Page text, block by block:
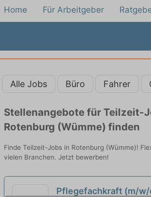
Home Für Arbeitgeber
Alle Jobs Büro Fahrer
Stellenangebote für Teilzeit-
Rotenburg (Wümme) finden
Finde Teilzeit-Jobs in Rotenburg (Wümme)!
vielen Branchen. Jetzt bewerben!
Pflegefachkraft (m/